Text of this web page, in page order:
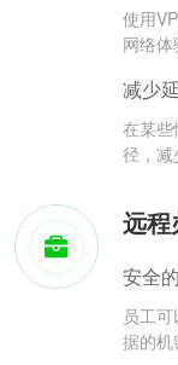
使用
网络体
减少
在某些
径，减
远程
安全
员工
据的机